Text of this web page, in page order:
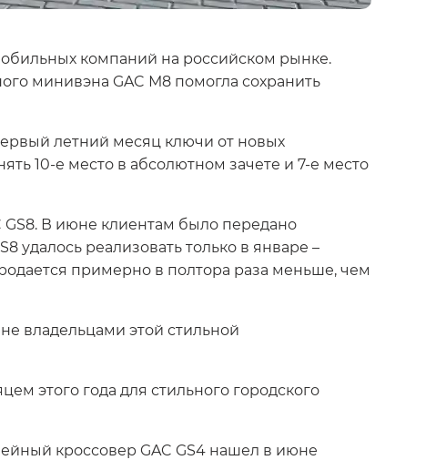
компаний на российском рынке.
минивэна GAC М8 помогла сохранить
летний месяц ключи от новых
10-е место в абсолютном зачете и 7-е место
В июне клиентам было передано
удалось реализовать только в январе –
примерно в полтора раза меньше, чем
владельцами этой стильной
этого года для стильного городского
кроссовер GAC GS4 нашел в июне